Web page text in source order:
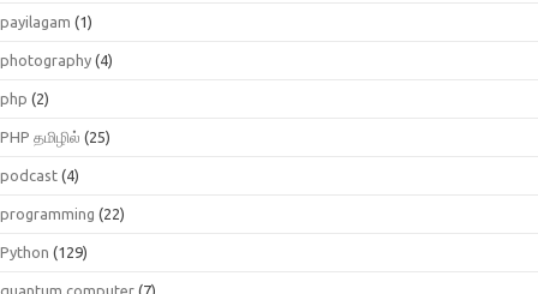
payilagam (1)
photography (4)
php (2)
PHP தமிழில் (25)
podcast (4)
programming (22)
Python (129)
quantum.computer (7)